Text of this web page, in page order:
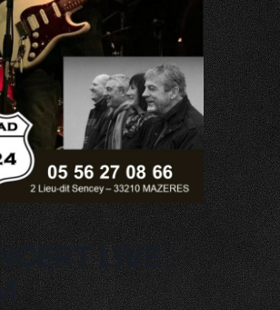
LIVE :